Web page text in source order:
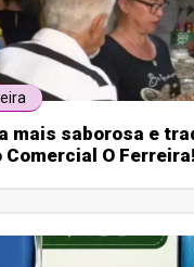
mais saborosa e
O Ferreira!